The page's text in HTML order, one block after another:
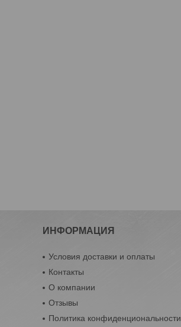
ИНФОРМАЦИЯ
Условия доставки и оплаты
Контакты
О компании
Отзывы
Политика конфиденциональности